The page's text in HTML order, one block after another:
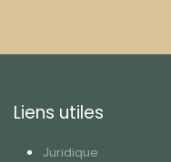
Liens utiles
Juridique